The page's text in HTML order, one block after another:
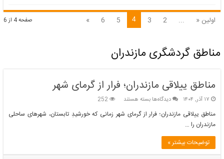
کرد
صفحه 4 از 6 اولین « ...
2
3
4
5
6
»
مناطق گردشگری مازندران
مناطق ییلاقی مازندران؛ فرار از گرمای شهر
۱۷ آذر, ۱۴۰۴ دیدگاه‌هابرای
مناطق
ییلاقی
بسته هستند 252
مناطق ییلاقی مازندران؛ فرار از گرمای شهر زمانی که خورشیدِ تابستان، شهرهای ساحلی
مازندران را …
توضیحات بیشتر »